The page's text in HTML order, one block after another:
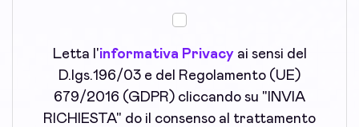
Letta l'informativa Privacyai sensi del
D.lgs.196/03 e del Regolamento (UE)
679/2016 (GDPR) cliccando su "INVIA
RICHIESTA" do il consenso al trattamento